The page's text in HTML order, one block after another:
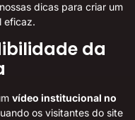
dicas para criar um
eficaz.
da
vídeo institucional no
os visitantes do site